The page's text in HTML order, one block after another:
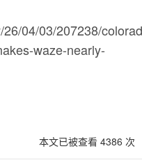
04/03/207238/
waze-nearly-
本文已被查看 4386 次